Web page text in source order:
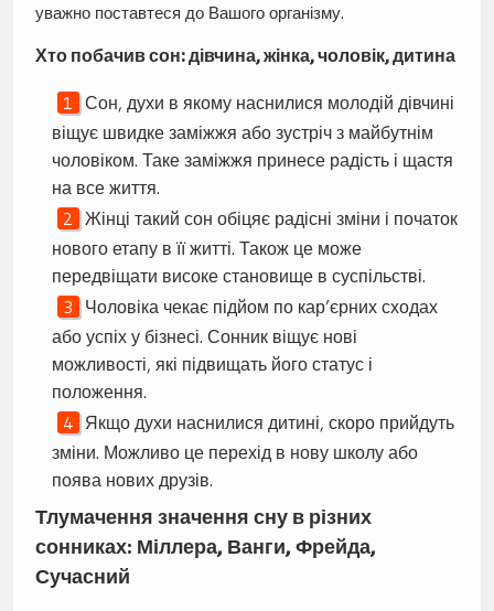
уважно поставтеся до Вашого організму.
Хто побачив сон: дівчина, жінка, чоловік, дитина
Сон, духи в якому наснилися молодій дівчині
віщує швидке заміжжя або зустріч з майбутнім
чоловіком. Таке заміжжя принесе радість і щастя
на все життя.
Жінці такий сон обіцяє радісні зміни і початок
нового етапу в її житті. Також це може
передвіщати високе становище в суспільстві.
Чоловіка чекає підйом по кар’єрних сходах
або успіх у бізнесі. Сонник віщує нові
можливості, які підвищать його статус і
положення.
Якщо духи наснилися дитині, скоро прийдуть
зміни. Можливо це перехід в нову школу або
поява нових друзів.
Тлумачення значення сну в різних
сонниках: Міллера, Ванги, Фрейда,
Сучасний